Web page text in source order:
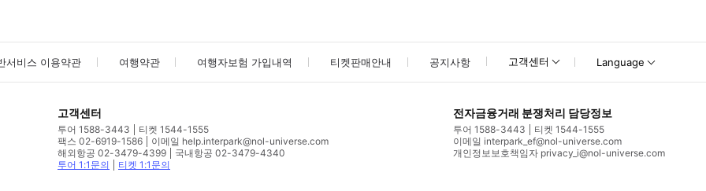
서비스 이용약관 여행약관 여행자보험 가입내역 티켓판매안내 공지사항 고객센터 Language
고객센터
투어 1588-3443
티켓 1544-1555
팩스 02-6919-1586
이메일 help.interpark@nol-universe.com
해외항공 02-3479-4399
국내항공 02-3479-4340
투어 1:1문의
티켓 1:1문의
전자금융거래 분쟁처리 담당정보
투어 1588-3443
티켓 1544-1555
이메일 interpark_ef@nol-universe.com
개인정보보호책임자 privacy_i@nol-universe.com